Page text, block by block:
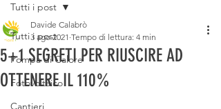
Tutti i post
Pompa di Calore
Fotovoltaico
Cantieri
Tutti i post
5+1 SEGRETI PER RIUSCIRE AD
OTTENERE IL 110%
Davide Calabrò
3 ago 2021 Tempo di lettura: 4 min